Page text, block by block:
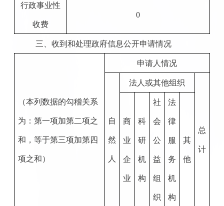
行政事业性
收费
0
三、收到和处理政府信息公开申请情况
（本列数据的勾稽关系
为：第一项加第二项之
和，等于第三项加第四
项之和）
申请人情况
自
然
人
法人或其他组织
总
计
商
业
企
业
科
研
机
构
社
会
公
益
组
织
法
律
服
务
机
构
其
他